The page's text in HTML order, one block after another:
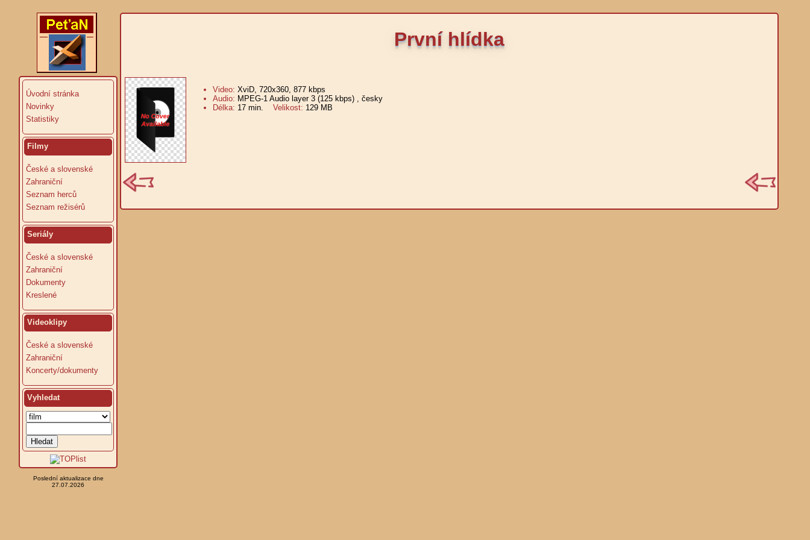
Úvodní stránka
Novinky
Statistiky
Filmy
České a slovenské
Zahraniční
Seznam herců
Seznam režisérů
Seriály
České a slovenské
Zahraniční
Dokumenty
Kreslené
Videoklipy
České a slovenské
Zahraniční
Koncerty/dokumenty
Vyhledat
Poslední aktualizace dne
27.07.2026
První hlídka
Video: XviD, 720x360, 877 kbps
Audio: MPEG-1 Audio layer 3 (125 kbps) , česky
Délka: 17 min. Velikost: 129 MB